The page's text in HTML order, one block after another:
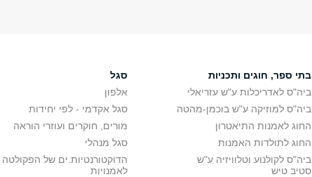
בתי ספר, חוגים ותכניות
ביה"ס לאדריכלות ע"ש עזריאלי
ביה"ס למוזיקה ע"ש בוכמן-מהטה
החוג לאמנות התיאטרון
החוג לתולדות האמנות
ביה"ס לקולנוע וטלוויזיה ע"ש
סטיב טיש
סגל
אלפון
סגל אקדמי - לפי יחידות
מורים, חוקרים ועוזרי הוראה
סגל מנהלי
הדוקטורנטיות.ים של הפקולטה
לאמנויות